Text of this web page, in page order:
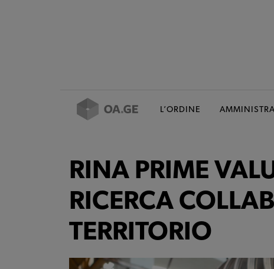
L’ORDINE
RINA PRIME
RICERCA
TERRITORIO